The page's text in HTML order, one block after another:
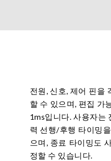
전원, 신호, 제어 핀을
할 수 있으며, 편집 가
1ms입니다. 사용자는
력 선행/후행 타이밍
으며, 종료 타이밍도
정할 수 있습니다.